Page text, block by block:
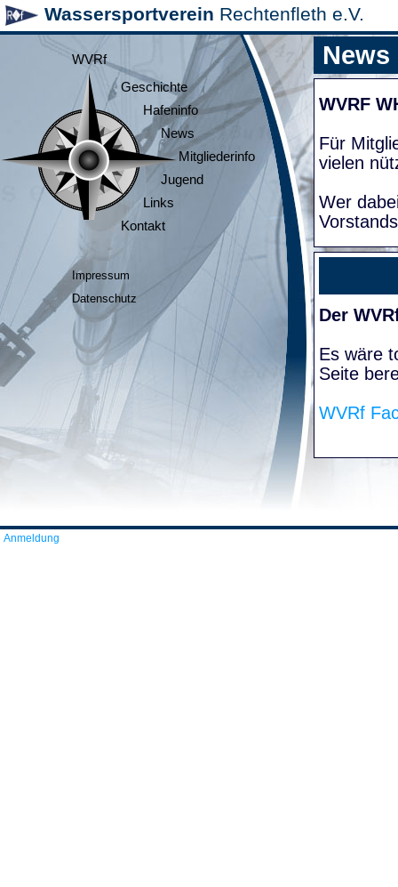
Wassersportverein Rechtenfleth e.V.
WVRf
Geschichte
Hafeninfo
News
Mitgliederinfo
Jugend
Links
Kontakt
Impressum
Datenschutz
News
WVRF
Für
vielen
Wer
Der
Es wäre
Seite
WVRf
Anmeldung